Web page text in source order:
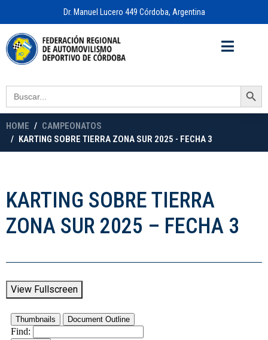
Dr. Manuel Lucero 449 Córdoba, Argentina
Search
for:
Search Button
HOME
CAMPEONATOS
KARTING SOBRE TIERRA ZONA SUR 2025 - FECHA 3
KARTING SOBRE TIERRA
ZONA SUR 2025 – FECHA 3
View Fullscreen